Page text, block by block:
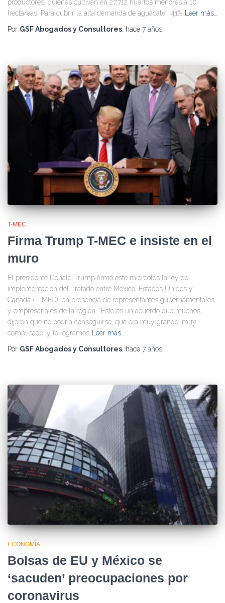
productores, quienes cultivan en 27,712 huertos menores a 10
hectáreas. Para cubrir la alta demanda de aguacate, 41% Leer más…
Por GSF Abogados y Consultores, hace 7 años
T-MEC
Firma Trump T-MEC e insiste en el
muro
El presidente Donald Trump firmó este miércoles la ley de
implementación del Tratado entre México, Estados Unidos y
Canadá (T-MEC), en presencia de representantes gubernamentales
y empresariales de la región. “Este es un acuerdo que muchos
dijeron que no podría conseguirse, que era muy grande, muy
complicado, y lo logramos
Leer más…
Por GSF Abogados y Consultores, hace 7 años
ECONOMÍA
Bolsas de EU y México se
‘sacuden’ preocupaciones por
coronavirus